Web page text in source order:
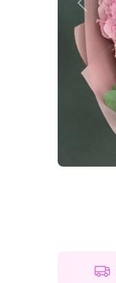
Назад